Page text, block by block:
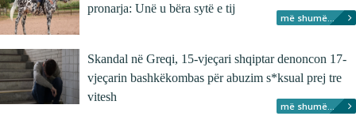
pronarja: Unë u bëra sytë e tij
më shumë...
Skandal në Greqi, 15-vjeçari shqiptar denoncon 17-
vjeçarin bashkëkombas për abuzim s*ksual prej tre
vitesh
më shumë...